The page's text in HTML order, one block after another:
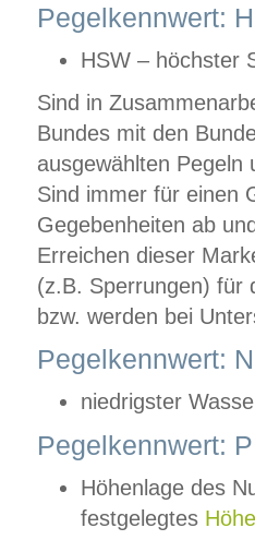
Pegelkennwert:
HSW – höchster
Sind in
Bundes mit den
ausgewählten
Sind immer für einen
Gegebenheiten ab
Erreichen dieser
(z.B. Sperrungen) für
bzw. werden bei
Pegelkennwert:
niedrigster
Pegelkennwert:
Höhenlage des
festgelegtes